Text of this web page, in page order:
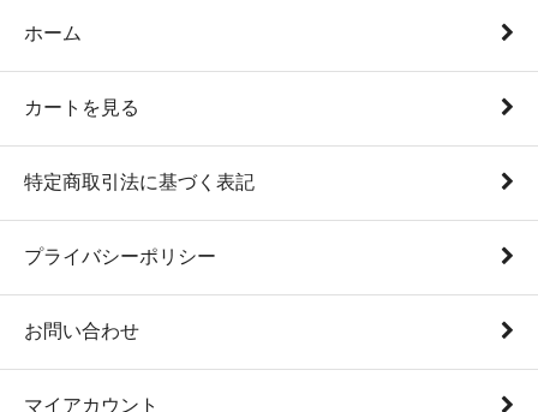
ホーム
カートを見る
特定商取引法に基づく表記
プライバシーポリシー
お問い合わせ
マイアカウント